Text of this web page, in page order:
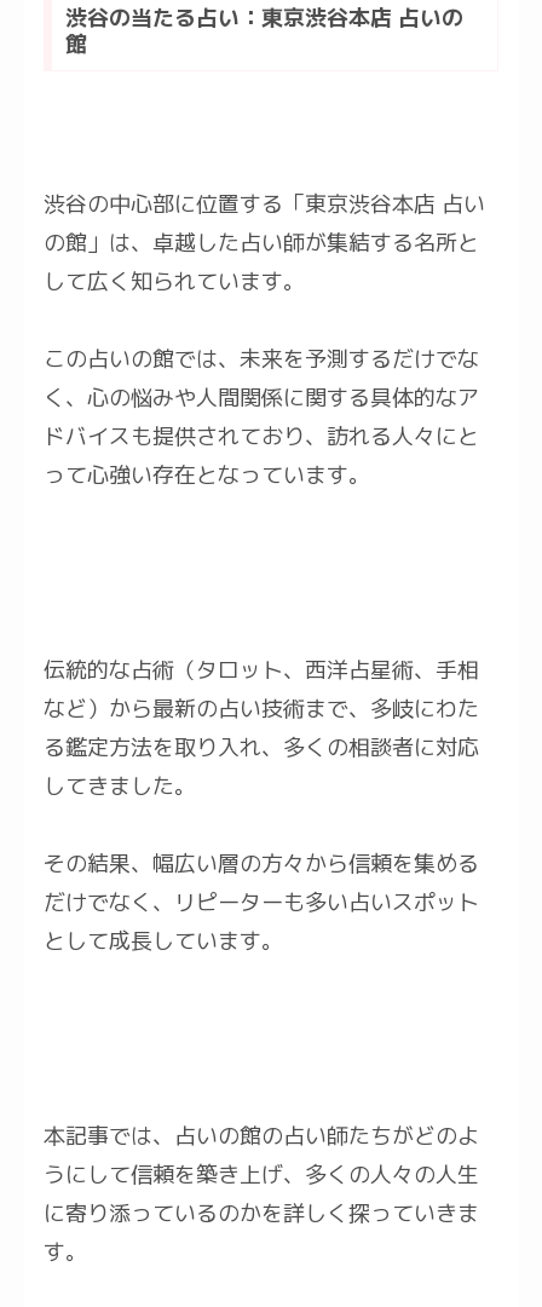
渋谷の当たる占い：東京渋谷本店 占いの
館
渋谷の中心部に位置する「東京渋谷本店 占い
の館」は、卓越した占い師が集結する名所と
して広く知られています。
この占いの館では、未来を予測するだけでな
く、心の悩みや人間関係に関する具体的なア
ドバイスも提供されており、訪れる人々にと
って心強い存在となっています。
伝統的な占術（タロット、西洋占星術、手相
など）から最新の占い技術まで、多岐にわた
る鑑定方法を取り入れ、多くの相談者に対応
してきました。
その結果、幅広い層の方々から信頼を集める
だけでなく、リピーターも多い占いスポット
として成長しています。
本記事では、占いの館の占い師たちがどのよ
うにして信頼を築き上げ、多くの人々の人生
に寄り添っているのかを詳しく探っていきま
す。